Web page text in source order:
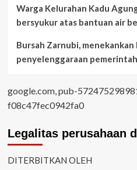
Warga Kelurahan Kadu
bersyukur atas bantuan air
Bursah Zarnubi,
penyelenggaraan
google.com, pub-
f08c47fec0942fa0
Legalitas perusahaan
DITERBITKAN OLEH